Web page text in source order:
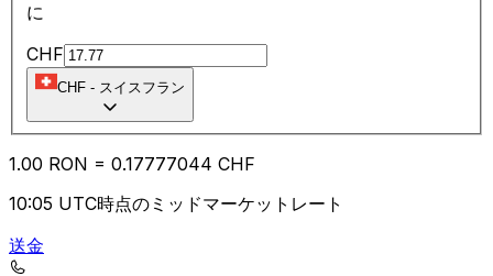
に
CHF
CHF - スイスフラン
1.00 RON = 0.17777044 CHF
10:05 UTC時点のミッドマーケットレート
送金